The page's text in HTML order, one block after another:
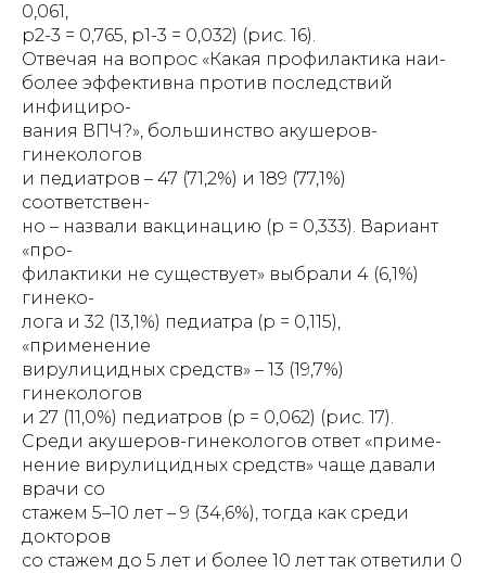
0,061,
р2-3 = 0,765, р1-3 = 0,032) (рис. 16).
Отвечая на вопрос «Какая профилактика наи-
более эффективна против последствий
инфициро-
вания ВПЧ?», большинство акушеров-
гинекологов
и педиатров – 47 (71,2%) и 189 (77,1%)
соответствен-
но – назвали вакцинацию (р = 0,333). Вариант
«про-
филактики не существует» выбрали 4 (6,1%)
гинеко-
лога и 32 (13,1%) педиатра (р = 0,115),
«применение
вирулицидных средств» – 13 (19,7%)
гинекологов
и 27 (11,0%) педиатров (р = 0,062) (рис. 17).
Среди акушеров-гинекологов ответ «приме-
нение вирулицидных средств» чаще давали
врачи со
стажем 5–10 лет – 9 (34,6%), тогда как среди
докторов
со стажем до 5 лет и более 10 лет так ответили 0